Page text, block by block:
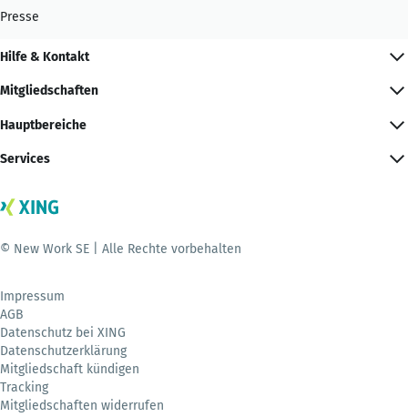
Presse
Hilfe & Kontakt
Mitgliedschaften
Hauptbereiche
Services
© New Work SE | Alle Rechte vorbehalten
Impressum
AGB
Datenschutz bei XING
Datenschutzerklärung
Mitgliedschaft kündigen
Tracking
Mitgliedschaften widerrufen